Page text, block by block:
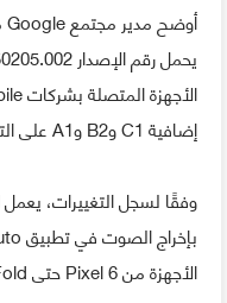
إضافية C1 وB2 وA1 على التوالي.
وفقًا لسجل التغييرات،
الأجهزة من Pixel 6 حتى Pixel 9 Pro Fold.